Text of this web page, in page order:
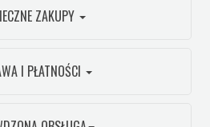
ZAKUPY
I PŁATNOŚCI